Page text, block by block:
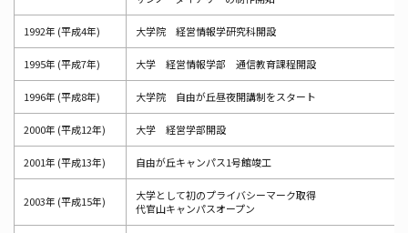
1992年 (平成4年) 大学院 経営情報学研究科開設
1995年 (平成7年) 大学 経営情報学部 通信教育課程開設
1996年 (平成8年) 大学院 自由が丘昼夜開講制をスタート
2000年 (平成12年) 大学 経営学部開設
2001年 (平成13年) 自由が丘キャンパス1号館竣工
2003年 (平成15年)
大学として初のプライバシーマーク取得
代官山キャンパスオープン